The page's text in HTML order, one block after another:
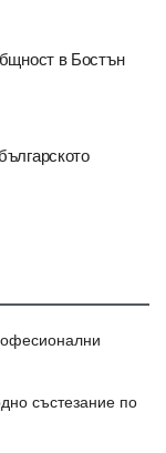
в Бостън
състезание по